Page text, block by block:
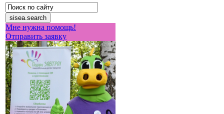
Мне нужна помощь!
Отправить заявку